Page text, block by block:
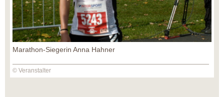
Marathon-Siegerin Anna Hahner
© Veranstalter